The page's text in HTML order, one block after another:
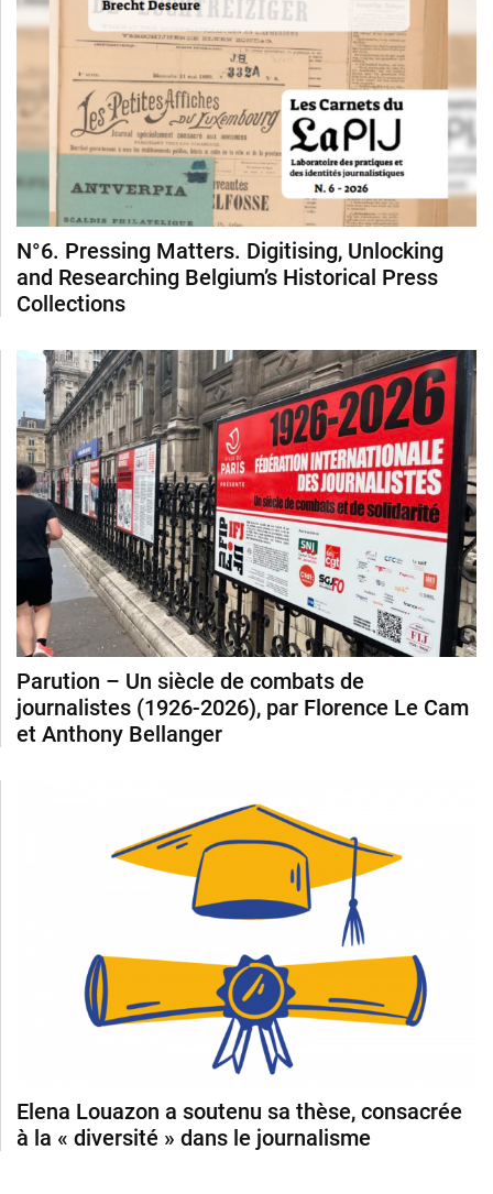
N°6. Pressing Matters. Digitising, Unlocking
and Researching Belgium’s Historical Press
Collections
Parution – Un siècle de combats de
journalistes (1926-2026), par Florence Le Cam
et Anthony Bellanger
Elena Louazon a soutenu sa thèse, consacrée
à la « diversité » dans le journalisme